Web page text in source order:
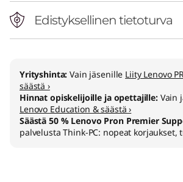
e
Edistyksellinen tietoturva
Yrityshinta:Vain jäsenille Liity Lenovo
säästä ›
Hinnat opiskelijoille ja opettajille: Vain
Lenovo Education & säästä ›
Säästä 50 % Lenovo Pron Premier
palvelusta Think-PC: nopeat korjaukset,